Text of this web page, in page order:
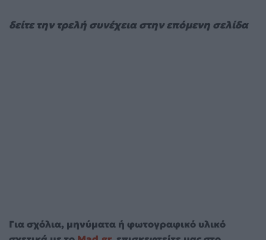
δείτε την τρελή συνέχεια στην επόμενη σελίδα
Για σχόλια, μηνύματα ή φωτογραφικό υλικό